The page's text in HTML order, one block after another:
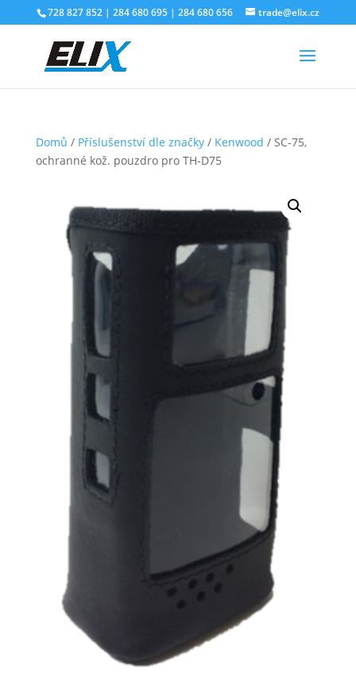
728 827 852 | 284 680 695 | 284 680 656 trade@elix.cz
Domů / Příslušenství dle značky/ Kenwood / SC-75,
ochranné kož. pouzdro pro TH-D75